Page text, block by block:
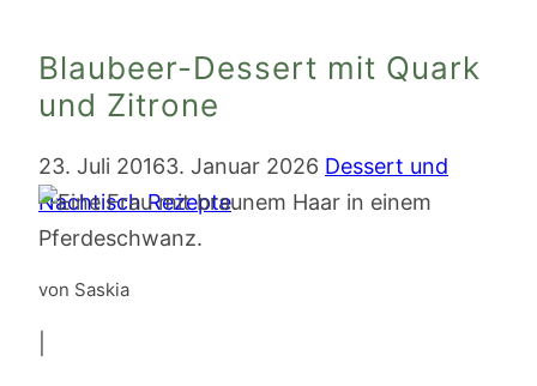
Blaubeer-Dessert mit Quark
und Zitrone
23. Juli 20163. Januar 2026 Dessert und
Nachtisch Rezepte
von Saskia